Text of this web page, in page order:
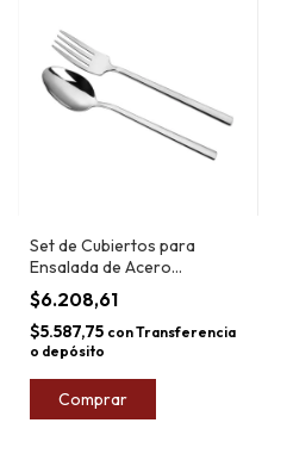
Set de Cubiertos para
Ensalada de Acero
Inoxidable Larhaus Viena
2pz
$6.208,61
$5.587,75 conTransferencia
o depósito
Comprar